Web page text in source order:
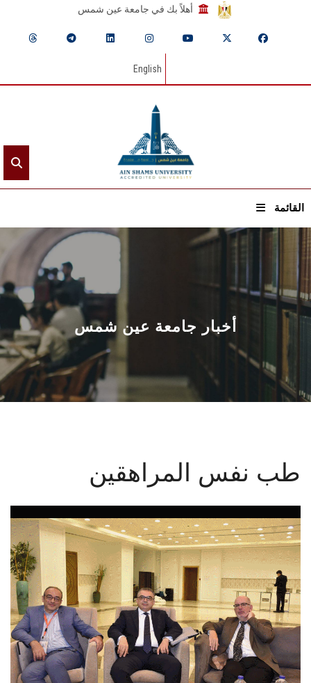
أهلاً بك في جامعة عين شمس
English
القائمة
الرئيسيـة
عن الجامعة
القطاعـات
الشئون الأكاديمية
البحث العلمي
الإعلام
تواصل معنا
الطلاب
هيئة التدريس
أخبار جامعة عين شمس
طب نفس المراهقين